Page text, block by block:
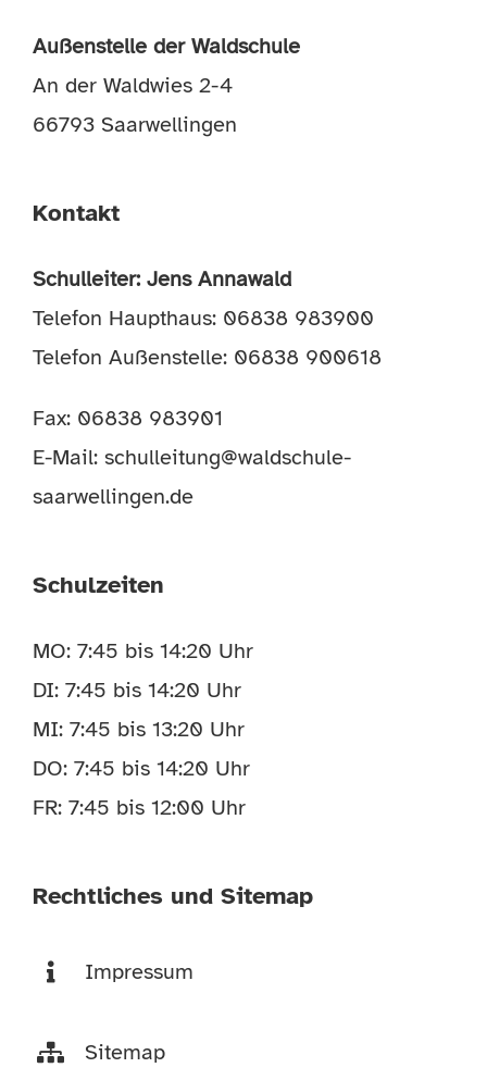
Außenstelle der Waldschule
An der Waldwies 2-4
66793 Saarwellingen
Kontakt
Schulleiter: Jens Annawald
Telefon Haupthaus: 06838 983900
Telefon Außenstelle: 06838 900618
Fax: 06838 983901
E-Mail: schulleitung@waldschule-
saarwellingen.de
Schulzeiten
MO: 7:45 bis 14:20 Uhr
DI: 7:45 bis 14:20 Uhr
MI: 7:45 bis 13:20 Uhr
DO: 7:45 bis 14:20 Uhr
FR: 7:45 bis 12:00 Uhr
Rechtliches und Sitemap
Impressum
Sitemap